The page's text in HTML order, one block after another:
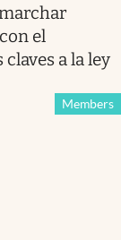
el
a la ley
Members